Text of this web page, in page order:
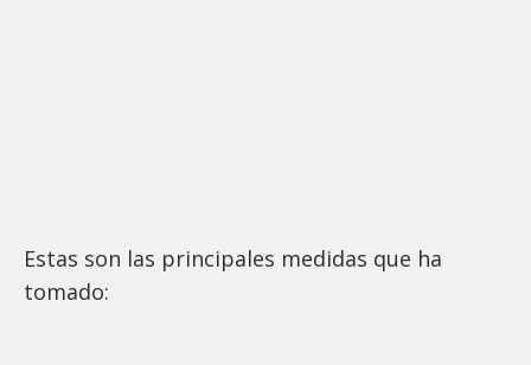
Estas son las principales medidas que ha
tomado: